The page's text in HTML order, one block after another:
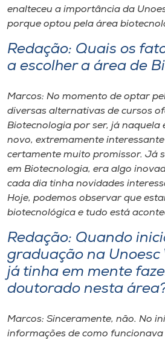
Store
Selecione
o idioma
A+
A-
enalteceu a importância da
porque optou pela área
Redação: Quais os
a escolher a área de
Marcos: No momento de optar
diversas alternativas de cursos
Biotecnologia por ser, já naquela
novo, extremamente
certamente muito promissor. Já
em Biotecnologia, era algo
cada dia tinha novidades
Hoje, podemos observar que
biotecnológica e tudo está
Redação: Quando
graduação na Unoesc
já tinha em mente
doutorado nesta
Marcos: Sinceramente, não. No
informações de como